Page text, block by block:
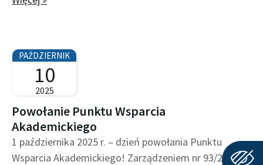
PAŹDZIERNIK
10
2025
Powołanie Punktu Wsparcia
Akademickiego
1 października 2025 r. – dzień powołania Punktu
Wsparcia Akademickiego! Zarządzeniem nr 93/2025